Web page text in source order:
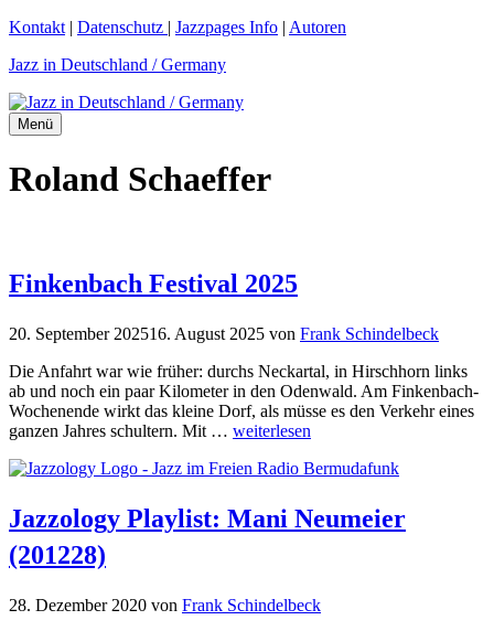
Zum
springen
Kontakt | Datenschutz | Jazzpages Info | Autoren
Jazz in Deutschland / Germany
Menü
Roland Schaeffer
Finkenbach Festival 2025
20. September 202516. August 2025 von Frank Schindelbeck
Die Anfahrt war wie früher: durchs Neckartal, in Hirschhorn links
ab und noch ein paar Kilometer in den Odenwald. Am Finkenbach-
Wochenende wirkt das kleine Dorf, als müsse es den Verkehr eines
ganzen Jahres schultern. Mit … weiterlesen
Jazzology Playlist: Mani Neumeier
(201228)
28. Dezember 2020 von Frank Schindelbeck